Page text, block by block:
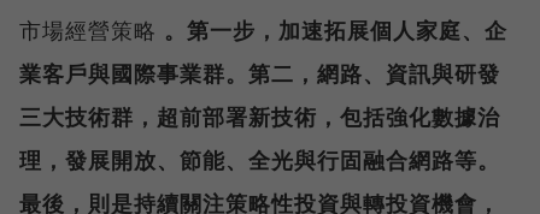
市場經營策略 。第一步，加速拓展個人家庭、企
業客戶與國際事業群。第二，網路、資訊與研發
三大技術群，超前部署新技術，包括強化數據治
理，發展開放、節能、全光與行固融合網路等。
最後，則是持續關注策略性投資與轉投資機會，